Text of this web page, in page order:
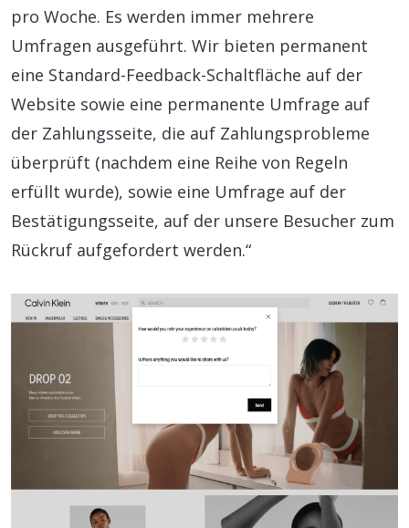
pro Woche. Es werden immer mehrere
Umfragen ausgeführt. Wir bieten permanent
eine Standard-Feedback-Schaltfläche auf der
Website sowie eine permanente Umfrage auf
der Zahlungsseite, die auf Zahlungsprobleme
überprüft (nachdem eine Reihe von Regeln
erfüllt wurde), sowie eine Umfrage auf der
Bestätigungsseite, auf der unsere Besucher zum
Rückruf aufgefordert werden.“